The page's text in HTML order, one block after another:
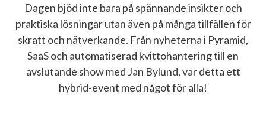
Dagen bjöd inte bara på spännande insikter och
praktiska lösningar utan även på många tillfällen för
skratt och nätverkande. Från nyheterna i Pyramid,
SaaS och automatiserad kvittohantering till en
avslutande show med Jan Bylund, var detta ett
hybrid-event med något för alla!